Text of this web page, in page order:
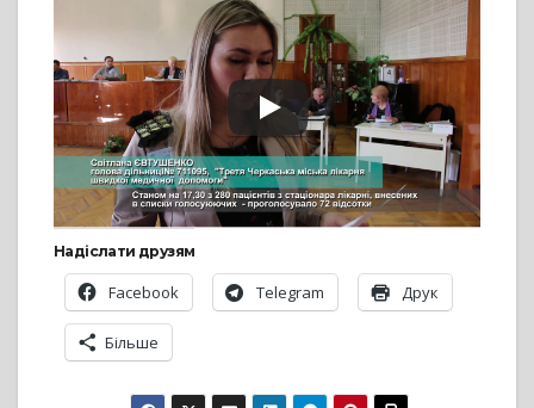
Надіслати друзям
Facebook Telegram Друк
Більше